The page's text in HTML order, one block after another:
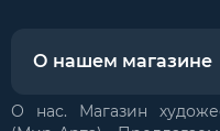
О нашем магазине
О нас. Магазин